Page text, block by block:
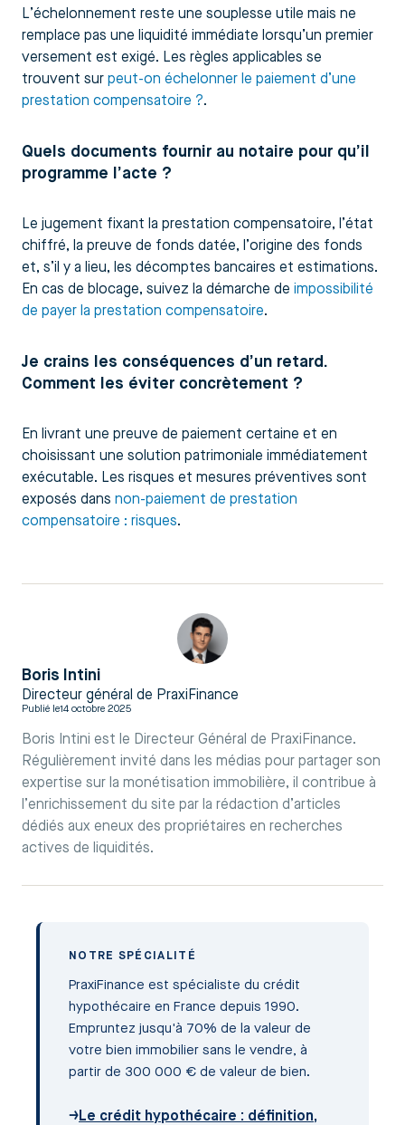
L’échelonnement reste une souplesse utile mais ne
remplace pas une liquidité immédiate lorsqu’un premier
versement est exigé. Les règles applicables se
trouvent sur peut-on échelonner le paiement d’une
prestation compensatoire ?.
Quels documents fournir au notaire pour qu’il
programme l’acte ?
Le jugement fixant la prestation compensatoire, l’état
chiffré, la preuve de fonds datée, l’origine des fonds
et, s’il y a lieu, les décomptes bancaires et estimations.
En cas de blocage, suivez la démarche de impossibilité
de payer la prestation compensatoire.
Je crains les conséquences d’un retard.
Comment les éviter concrètement ?
En livrant une preuve de paiement certaine et en
choisissant une solution patrimoniale immédiatement
exécutable. Les risques et mesures préventives sont
exposés dans non-paiement de prestation
compensatoire : risques.
Boris Intini
Directeur général de PraxiFinance
Publié le14 octobre 2025
Boris Intini est le Directeur Général de PraxiFinance.
Régulièrement invité dans les médias pour partager son
expertise sur la monétisation immobilière, il contribue à
l’enrichissement du site par la rédaction d’articles
dédiés aux eneux des propriétaires en recherches
actives de liquidités.
NOTRE SPÉCIALITÉ
PraxiFinance est spécialiste du crédit
hypothécaire en France depuis 1990.
Empruntez jusqu'à 70% de la valeur de
votre bien immobilier sans le vendre, à
partir de 300 000 € de valeur de bien.
→Le crédit hypothécaire : définition,